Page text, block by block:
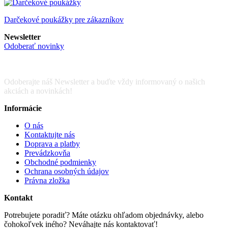
Darčekové poukážky pre zákazníkov
Newsletter
Odoberať novinky
Odoberajte náš Newsletter a buďte vždy informovaný o našich
akciách a novinkách!
Informácie
O nás
Kontaktujte nás
Doprava a platby
Prevádzkovňa
Obchodné podmienky
Ochrana osobných údajov
Právna zložka
Kontakt
Potrebujete poradiť? Máte otázku ohľadom objednávky, alebo
čohokoľvek iného? Neváhajte nás kontaktovať!